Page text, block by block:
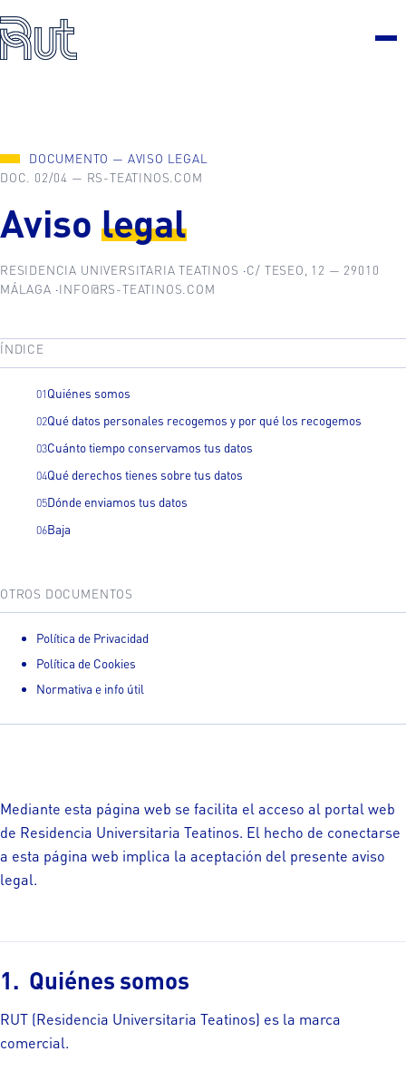
DOCUMENTO — AVISO LEGAL
DOC. 02/04 — RS-TEATINOS.COM
Aviso legal
RESIDENCIA UNIVERSITARIA TEATINOS
C/ TESEO, 12 — 29010
MÁLAGA INFO@RS-TEATINOS.COM
ÍNDICE
Quiénes somos
Qué datos personales recogemos y por qué los recogemos
Cuánto tiempo conservamos tus datos
Qué derechos tienes sobre tus datos
Dónde enviamos tus datos
Baja
OTROS DOCUMENTOS
Política de Privacidad
Política de Cookies
Normativa e info útil
Mediante esta página web se facilita el acceso al portal web
de Residencia Universitaria Teatinos. El hecho de conectarse
a esta página web implica la aceptación del presente aviso
legal.
Quiénes somos
RUT (Residencia Universitaria Teatinos) es la marca
comercial.